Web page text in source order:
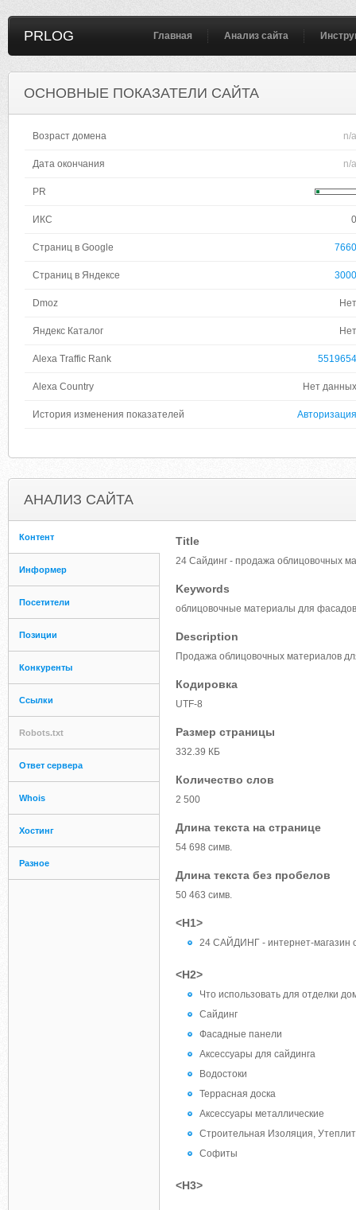
PRLOG Главная Анализ сайта
ОСНОВНЫЕ ПОКАЗАТЕЛИ САЙТА
Возраст домена n/a
Дата окончания n/a
PR
ИКС 0
Страниц в Google 7660
Страниц в Яндексе 3000
Dmoz Нет
Яндекс Каталог Нет
Alexa Traffic Rank 5519654
Alexa Country Нет данных
История изменения показателей Авторизация
АНАЛИЗ САЙТА
Контент
Информер
Посетители
Позиции
Конкуренты
Ссылки
Robots.txt
Ответ сервера
Whois
Хостинг
Разное
Title
24 Cайдинг - продажа облицовочных
Keywords
облицовочные материалы для
Description
Продажа облицовочных материалов
Кодировка
UTF-8
Размер страницы
332.39 КБ
Количество слов
2 500
Длина текста на странице
54 698 симв.
Длина текста без пробелов
50 463 симв.
<H1>
24 CАЙДИНГ - интернет-магазин
<H2>
Что использовать для отделки
Сайдинг
Фасадные панели
Аксессуары для сайдинга
Водостоки
Террасная доска
Аксессуары металлические
Строительная Изоляция,
Софиты
<H3>